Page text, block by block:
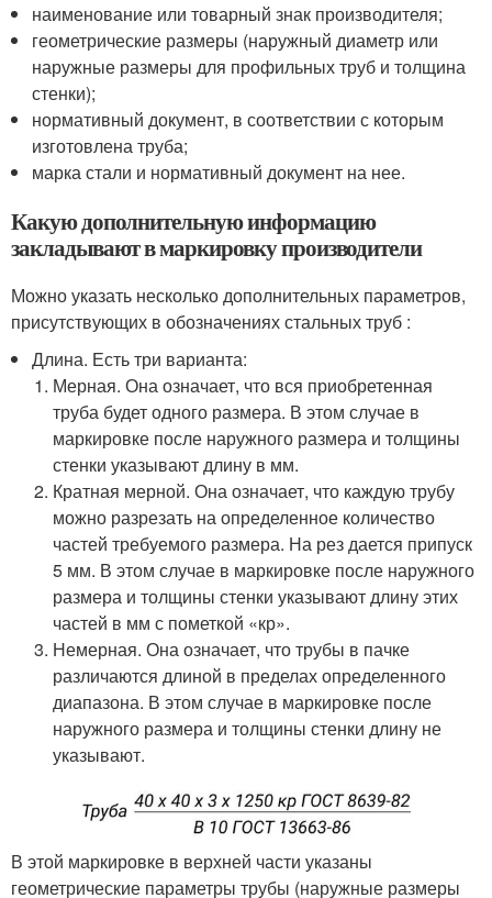
наименование или товарный знак производителя;
геометрические размеры (наружный диаметр или
наружные размеры для профильных труб и толщина
стенки);
нормативный документ, в соответствии с которым
изготовлена труба;
марка стали и нормативный документ на нее.
Какую дополнительную информацию
закладывают в маркировку производители
Можно указать несколько дополнительных параметров,
присутствующих в обозначениях стальных труб :
Длина. Есть три варианта:
Мерная. Она означает, что вся приобретенная
труба будет одного размера. В этом случае в
маркировке после наружного размера и толщины
стенки указывают длину в мм.
Кратная мерной. Она означает, что каждую трубу
можно разрезать на определенное количество
частей требуемого размера. На рез дается припуск
5 мм. В этом случае в маркировке после наружного
размера и толщины стенки указывают длину этих
частей в мм с пометкой «кр».
Немерная. Она означает, что трубы в пачке
различаются длиной в пределах определенного
диапазона. В этом случае в маркировке после
наружного размера и толщины стенки длину не
указывают.
В этой маркировке в верхней части указаны
геометрические параметры трубы (наружные размеры